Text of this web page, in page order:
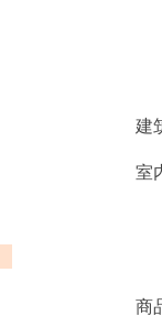
建
室
商